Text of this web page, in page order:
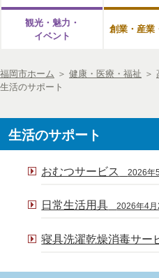
観光・魅力・
イベント
創業・産業
福岡市ホーム ＞ 健康・医療・福祉 ＞
生活のサポート
生活のサポート
おむつサービス 2026年
日常生活用具 2026年4月
寝具洗濯乾燥消毒サー